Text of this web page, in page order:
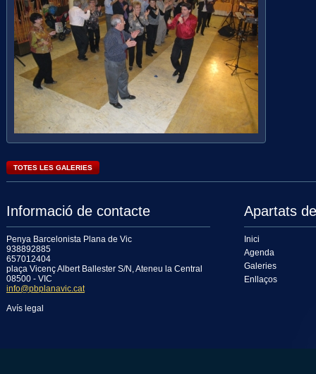
TOTES LES GALERIES
Informació de contacte
Penya Barcelonista Plana de Vic
938892885
657012404
plaça Vicenç Albert Ballester S/N, Ateneu la Central
08500 - VIC
info@pbplanavic.cat
Avís legal
Apartats
Inici
Agenda
Galeries
Enllaços